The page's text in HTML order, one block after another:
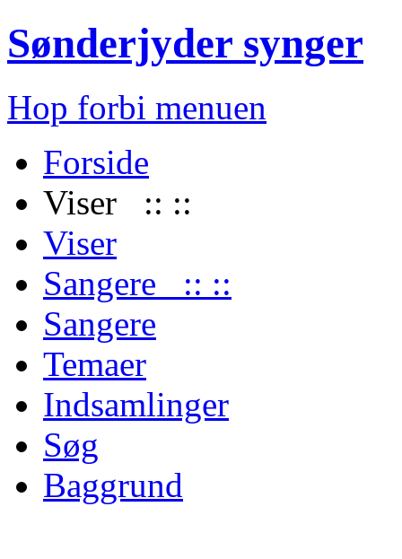
Sønderjyder synger
Hop forbi menuen
Forside
Viser :: ::
Viser
Sangere :: ::
Sangere
Temaer
Indsamlinger
Søg
Baggrund